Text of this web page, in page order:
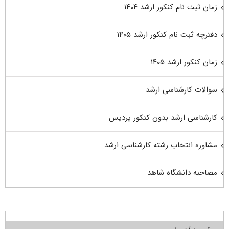
زمان ثبت نام کنکور ارشد ۱۴۰۴
دفترچه ثبت نام کنکور ارشد ۱۴۰۵
زمان کنکور ارشد ۱۴۰۵
سوالات کارشناسی ارشد
کارشناسی ارشد بدون کنکور پردیس
مشاوره انتخاب رشته کارشناسی ارشد
مصاحبه دانشگاه شاهد